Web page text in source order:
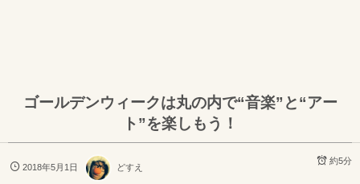
ゴールデンウィークは丸の内で“音楽”と“アー
ト”を楽しもう！
2018年5月1日 どすえ
約5分